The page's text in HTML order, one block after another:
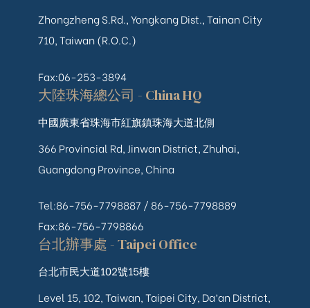
Zhongzheng S.Rd., Yongkang Dist., Tainan City
710, Taiwan (R.O.C.)
Fax:06-253-3894
大陸珠海總公司 - China HQ
中國廣東省珠海市紅旗鎮珠海大道北側
366 Provincial Rd, Jinwan District, Zhuhai,
Guangdong Province, China
Tel:86-756-7798887 / 86-756-7798889
Fax:86-756-7798866
台北辦事處 - Taipei Office
台北市民大道102號15樓
Level 15, 102, Taiwan, Taipei City, Da’an District,